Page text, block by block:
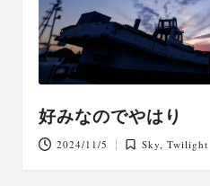
好みなのでやはり
2024/11/5
Posted
Sky ,Twilight